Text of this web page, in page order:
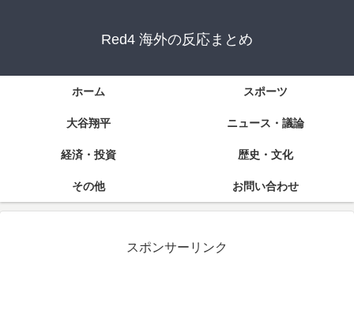
Red4 海外の反応まとめ
ホーム スポーツ
大谷翔平 ニュース・議論
経済・投資 歴史・文化
その他 お問い合わせ
スポンサーリンク